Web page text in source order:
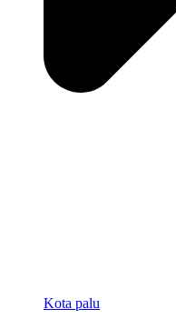
Kota palu